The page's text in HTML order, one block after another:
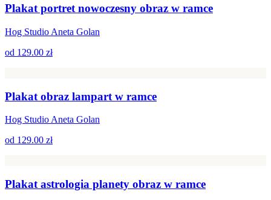
Plakat portret nowoczesny obraz w ramce
Hog Studio Aneta Golan
od 129.00 zł
Plakat obraz lampart w ramce
Hog Studio Aneta Golan
od 129.00 zł
Plakat astrologia planety obraz w ramce